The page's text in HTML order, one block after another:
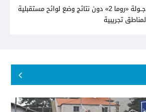
جــولة «روما 2» دون نتائج وضع لوائح مستقبلية
لمناطق تجريبية